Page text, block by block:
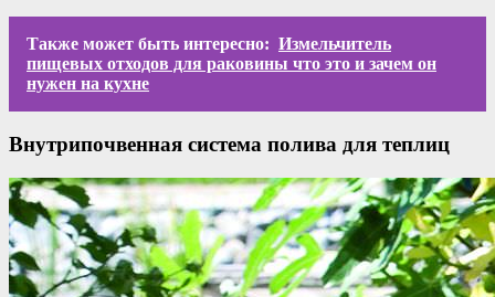
Также может быть интересно: Измельчитель
пищевых отходов для раковины что это и зачем он
нужен на кухне
Внутрипочвенная система полива для теплиц